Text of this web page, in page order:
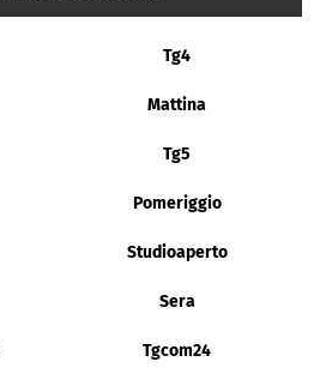
Tg4
Mattina
Tg5
Pomeriggio
Studioaperto
Sera
Tgcom24